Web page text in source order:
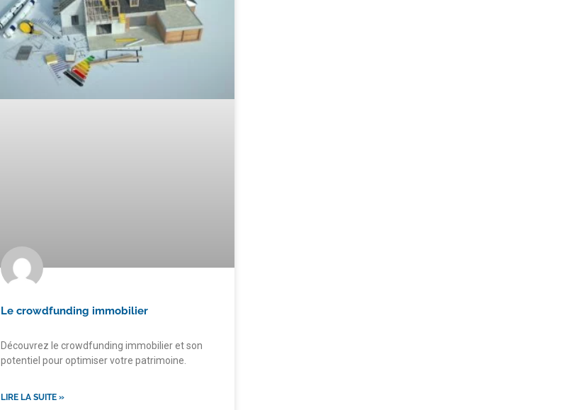
Le crowdfunding immobilier
Découvrez le crowdfunding immobilier et son
potentiel pour optimiser votre patrimoine.
LIRE LA SUITE »